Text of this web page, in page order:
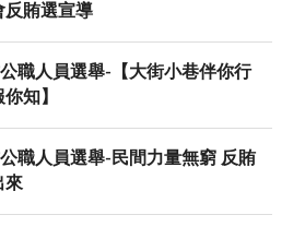
反賄選宣導
職人員選舉-【大街小巷伴你行
知】
職人員選舉-民間力量無窮 反賄
來